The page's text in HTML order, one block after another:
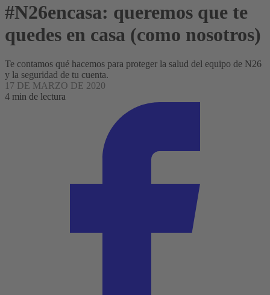
#N26encasa: queremos que te
quedes en casa (como nosotros)
Te contamos qué hacemos para proteger la salud del equipo de N26
y la seguridad de tu cuenta.
17 DE MARZO DE 2020
4 min de lectura